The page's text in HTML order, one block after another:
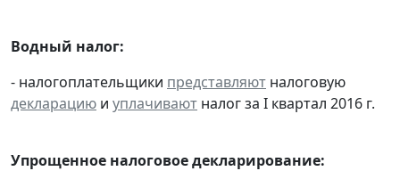
Водный налог:
- налогоплательщики представляют налоговую
декларацию и уплачивают налог за I квартал 2016 г.
Упрощенное налоговое декларирование: